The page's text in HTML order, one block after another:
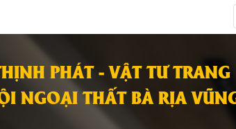
PHÁT - VẬT TƯ TRANG
NGOẠI THẤT BÀ RỊA